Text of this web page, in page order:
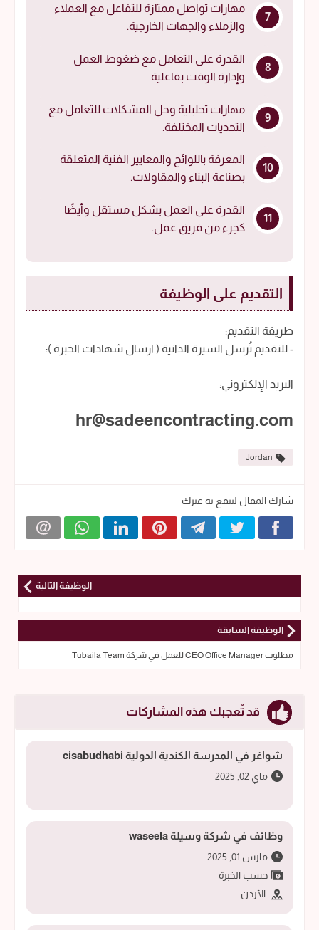
مهارات تواصل ممتازة للتفاعل مع العملاء
والزملاء والجهات الخارجية.
القدرة على التعامل مع ضغوط العمل
وإدارة الوقت بفاعلية.
مهارات تحليلية وحل المشكلات للتعامل مع
التحديات المختلفة.
المعرفة باللوائح والمعايير الفنية المتعلقة
بصناعة البناء والمقاولات.
القدرة على العمل بشكل مستقل وأيضًا
كجزء من فريق عمل.
التقديم على الوظيفة
طريقة التقديم:
- للتقديم تُرسل السيرة الذاتية ( ارسال شهادات الخبرة ):
البريد الإلكتروني:
hr@sadeencontracting.com
Jordan
شارك المقال لتنفع به غيرك
الوظيفة التالية
الوظيفة السابقة
مطلوب CEO Office Manager للعمل في شركة Tubaila Team
قد تُعجبك هذه المشاركات
شواغر في المدرسة الكندية الدولية cisabudhabi
ماي 02, 2025
وظائف في شركة وسيلة waseela
مارس 01, 2025
حسب الخبرة
الأردن